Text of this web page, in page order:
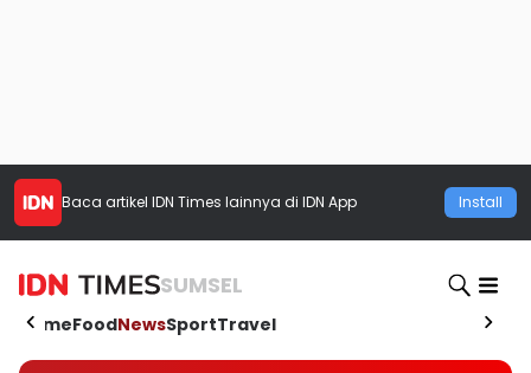
Baca artikel IDN Times lainnya di IDN App Install
SUMSEL
HomeFoodNewsSportTravel